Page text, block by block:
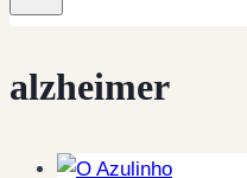
alzheimer